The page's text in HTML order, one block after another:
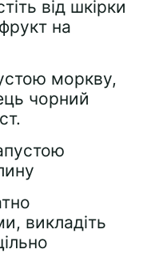
від шкірки
на
моркву,
чорний
викладіть